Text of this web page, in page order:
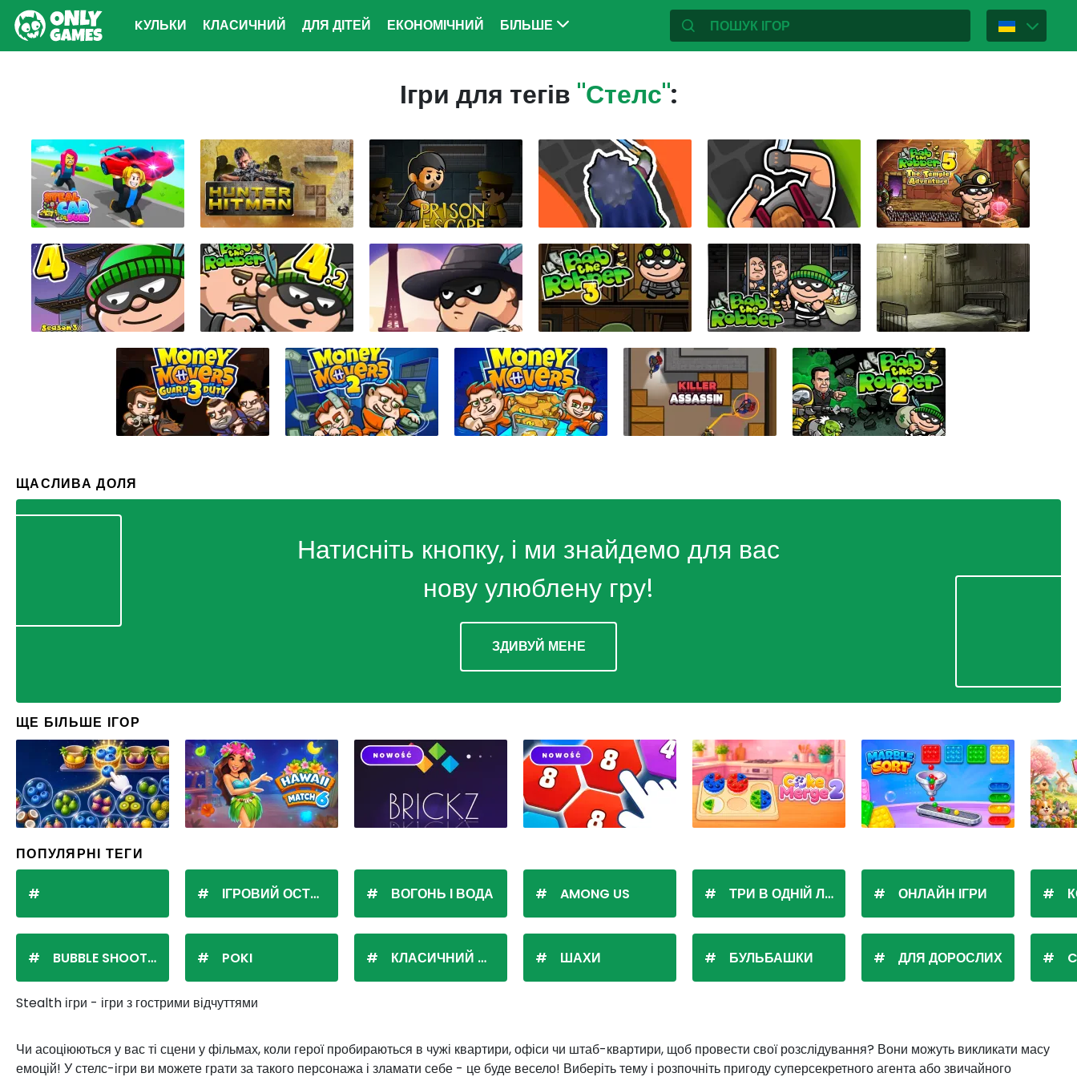
KУЛЬКИ КЛАСИЧНИЙ ДЛЯ ДІТЕЙ ЕКОНОМІЧНИЙ БІЛЬШЕ
Ігри для тегів "Стелс":
ЩАСЛИВА ДОЛЯ
Натисніть кнопку, і ми знайдемо для вас
нову улюблену гру!
ЗДИВУЙ МЕНЕ
ЩЕ БІЛЬШЕ ІГОР
ПОПУЛЯРНІ ТЕГИ
BUBBLE SHOOTER
ІГРОВИЙ ОСТРІВ
POKI
ВОГОНЬ І ВОДА
КЛАСИЧНИЙ ПАСЬЯНС
AMONG US
ШАХИ
ТРИ В ОДНІЙ ЛІНІЇ
БУЛЬБАШКИ
ОНЛАЙН ІГРИ
ДЛЯ ДОРОСЛИХ
Stealth ігри - ігри з гострими відчуттями
Чи асоціюються у вас ті сцени у фільмах, коли герої пробираються в чужі квартири, офіси чи штаб-квартири, щоб провести свої розслідування? Вони можуть викликати масу
емоцій! У стелс-ігри ви можете грати за такого персонажа і зламати себе - це буде весело! Виберіть тему і розпочніть пригоду суперсекретного агента або звичайного